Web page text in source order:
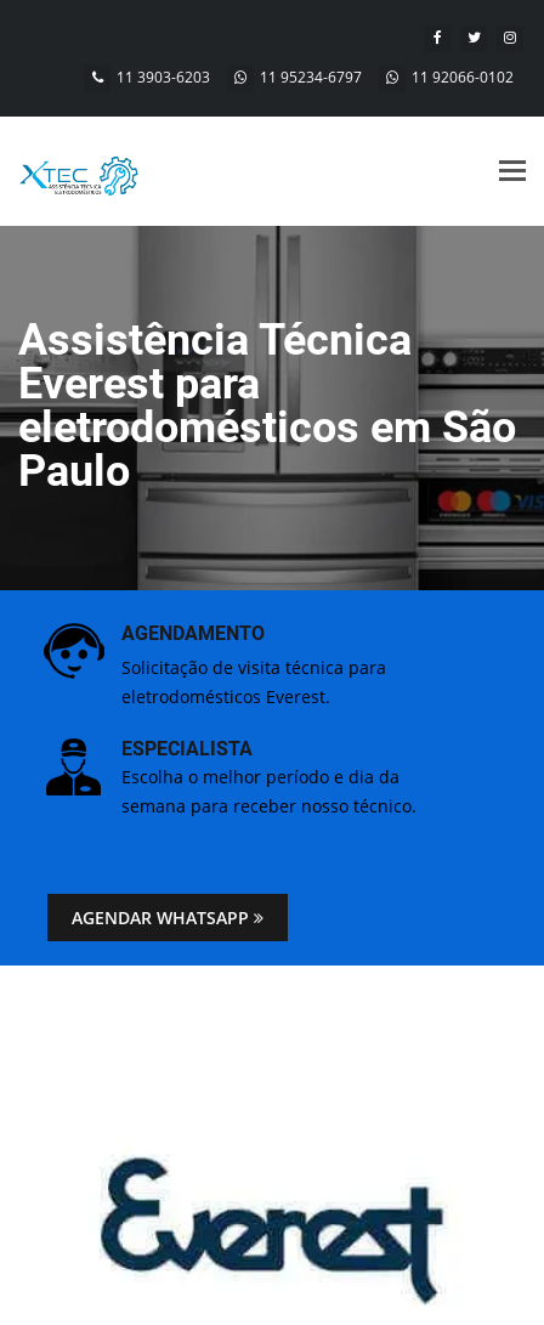
11 3903-6203 11 95234-6797 11 92066-0102
Assistência Técnica
Everest para
eletrodomésticos em São
Paulo
AGENDAMENTO
Solicitação de visita técnica para
eletrodomésticos Everest.
ESPECIALISTA
Escolha o melhor período e dia da
semana para receber nosso técnico.
AGENDAR WHATSAPP